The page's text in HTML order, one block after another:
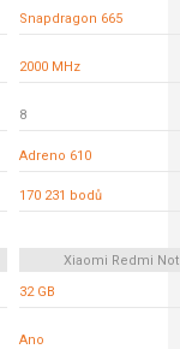
Snapdragon 665
2000 MHz
8
Adreno 610
170 231 bodů
Xiaomi Redmi
32 GB
Ano